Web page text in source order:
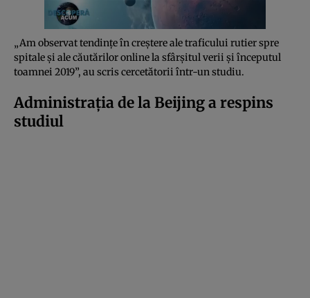
„Am observat tendinţe în creştere ale traficului rutier spre
spitale şi ale căutărilor online la sfârşitul verii şi începutul
toamnei 2019”, au scris cercetătorii într-un studiu.
Administraţia de la Beijing a respins
studiul